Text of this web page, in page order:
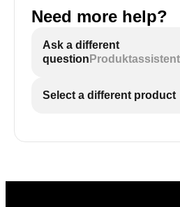
Need more help?
Ask a different
question Produktassistent
Select a different product